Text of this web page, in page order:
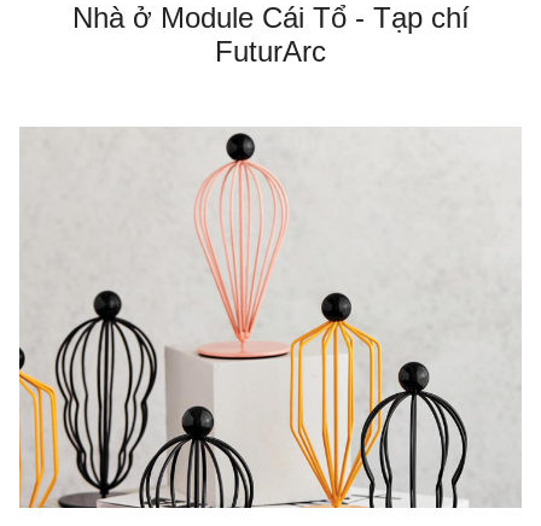
Nhà ở Module Cái Tổ - Tạp chí
FuturArc